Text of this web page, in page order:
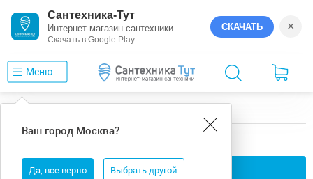
Сантехника-Тут
Интернет-магазин сантехники
Скачать в Google Play
СКАЧАТЬ ×
Меню
Ваш город Москва?
Да, все верно Выбрать другой
универсальная ванны ВИЗ
Применить фильтры